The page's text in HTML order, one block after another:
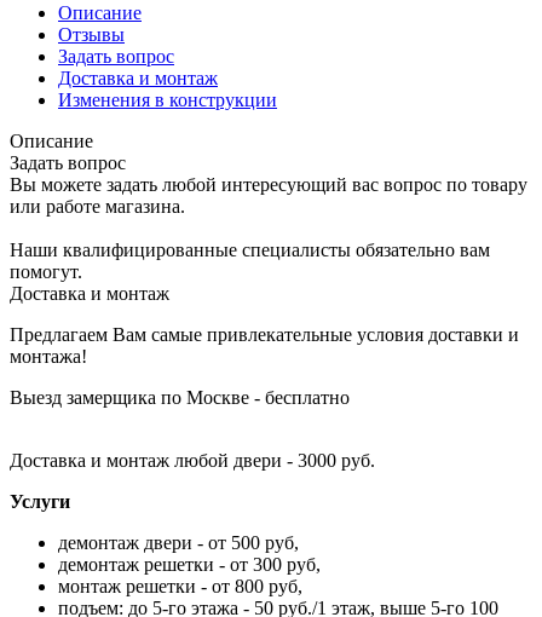
Описание
Отзывы
Задать вопрос
Доставка и монтаж
Изменения в конструкции
Описание
Задать вопрос
Вы можете задать любой интересующий вас вопрос по товару
или работе магазина.
Наши квалифицированные специалисты обязательно вам
помогут.
Доставка и монтаж
Предлагаем Вам самые привлекательные условия доставки и
монтажа!
Выезд замерщика по Москве - бесплатно
Доставка и монтаж любой двери - 3000 руб.
Услуги
демонтаж двери - от 500 руб,
демонтаж решетки - от 300 руб,
монтаж решетки - от 800 руб,
подъем: до 5-го этажа - 50 руб./1 этаж, выше 5-го 100